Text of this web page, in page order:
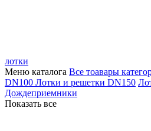
лотки
Меню каталога Все тоавары
DN100 Лотки и решетки DN150
Дождеприемники
Показать все